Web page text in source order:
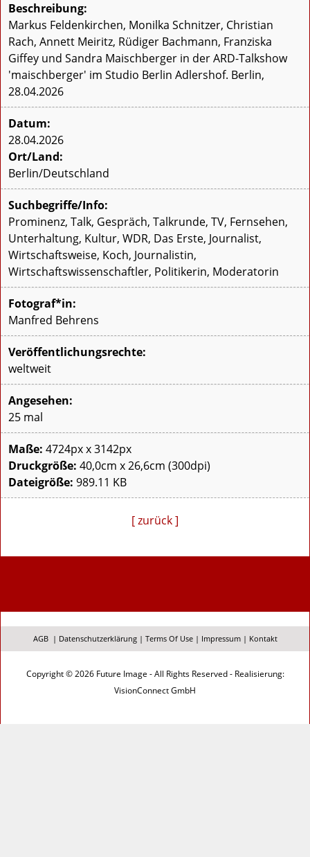
Beschreibung:
Markus Feldenkirchen, Monilka Schnitzer, Christian
Rach, Annett Meiritz, Rüdiger Bachmann, Franziska
Giffey und Sandra Maischberger in der ARD-Talkshow
'maischberger' im Studio Berlin Adlershof. Berlin,
28.04.2026
Datum:
28.04.2026
Ort/Land:
Berlin/Deutschland
Suchbegriffe/Info:
Prominenz, Talk, Gespräch, Talkrunde, TV, Fernsehen,
Unterhaltung, Kultur, WDR, Das Erste, Journalist,
Wirtschaftsweise, Koch, Journalistin,
Wirtschaftswissenschaftler, Politikerin, Moderatorin
Fotograf*in:
Manfred Behrens
Veröffentlichungsrechte:
weltweit
Angesehen:
25 mal
Maße: 4724px x 3142px
Druckgröße: 40,0cm x 26,6cm (300dpi)
Dateigröße: 989.11 KB
[ zurück ]
AGB | Datenschutzerklärung| Terms Of Use| Impressum| Kontakt
Copyright © 2026 Future Image - All Rights Reserved - Realisierung:
VisionConnect GmbH